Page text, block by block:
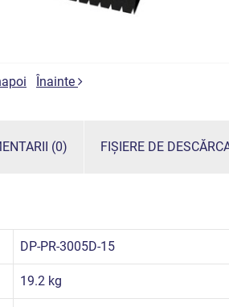
Înainte
(0) FIȘIERE DE
DP-PR-3005D-15
19.2 kg